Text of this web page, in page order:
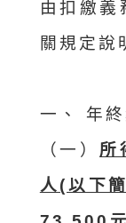
由扣繳義
關規定說
一、 年終
（一） 所
人(以下